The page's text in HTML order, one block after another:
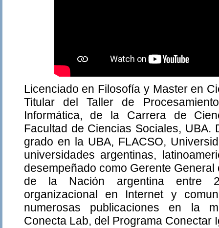
Licenciado en Filosofía y Master en
Titular del Taller de
Informática, de la Carrera de
Facultad de Ciencias Sociales, UBA.
grado en la UBA, FLACSO,
universidades argentinas,
desempeñado como Gerente
de la Nación argentina entre
organizacional en Internet y
numerosas publicaciones en la
Conecta Lab, del Programa Conectar